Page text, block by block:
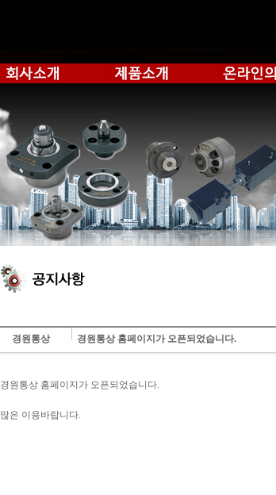
경원통상 경원통상 홈페이지가 오픈되었습니다.
경원통상 홈페이지가 오픈되었습니다.
많은 이용바랍니다.